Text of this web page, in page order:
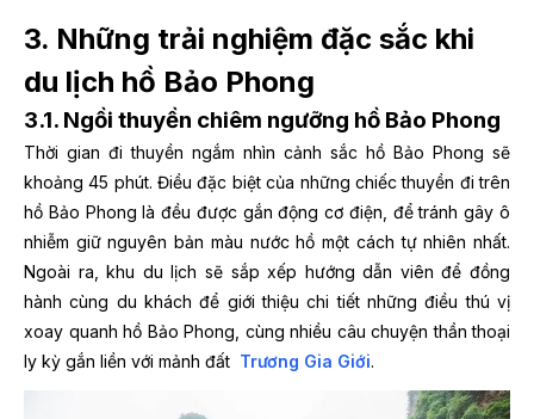
3. Những trải nghiệm đặc sắc khi
du lịch hồ Bảo Phong
3.1. Ngồi thuyền chiêm ngưỡng hồ Bảo Phong
Thời gian đi thuyền ngắm nhìn cảnh sắc hồ Bảo Phong sẽ
khoảng 45 phút. Điều đặc biệt của những chiếc thuyền đi trên
hồ Bảo Phong là đều được gắn động cơ điện, để tránh gây ô
nhiễm giữ nguyên bản màu nước hồ một cách tự nhiên nhất.
Ngoài ra, khu du lịch sẽ sắp xếp hướng dẫn viên để đồng
hành cùng du khách để giới thiệu chi tiết những điều thú vị
xoay quanh hồ Bảo Phong, cùng nhiều câu chuyện thần thoại
ly kỳ gắn liền với mảnh đất Trương Gia Giới.